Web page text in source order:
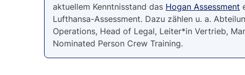
Die E-Mail-Aufgaben von Lufthansa prüfen
So testet Lufthansa Ihre Fähigkeit zur
Verbesseren Sie Ihr Konzentrationsvermögen
aktuellem Kenntnisstand das Hogan Assessment
Lufthansa-Assessment. Dazu zählen u. a.
Operations, Head of Legal, Leiter*in Vertrieb,
Nominated Person Crew Training.